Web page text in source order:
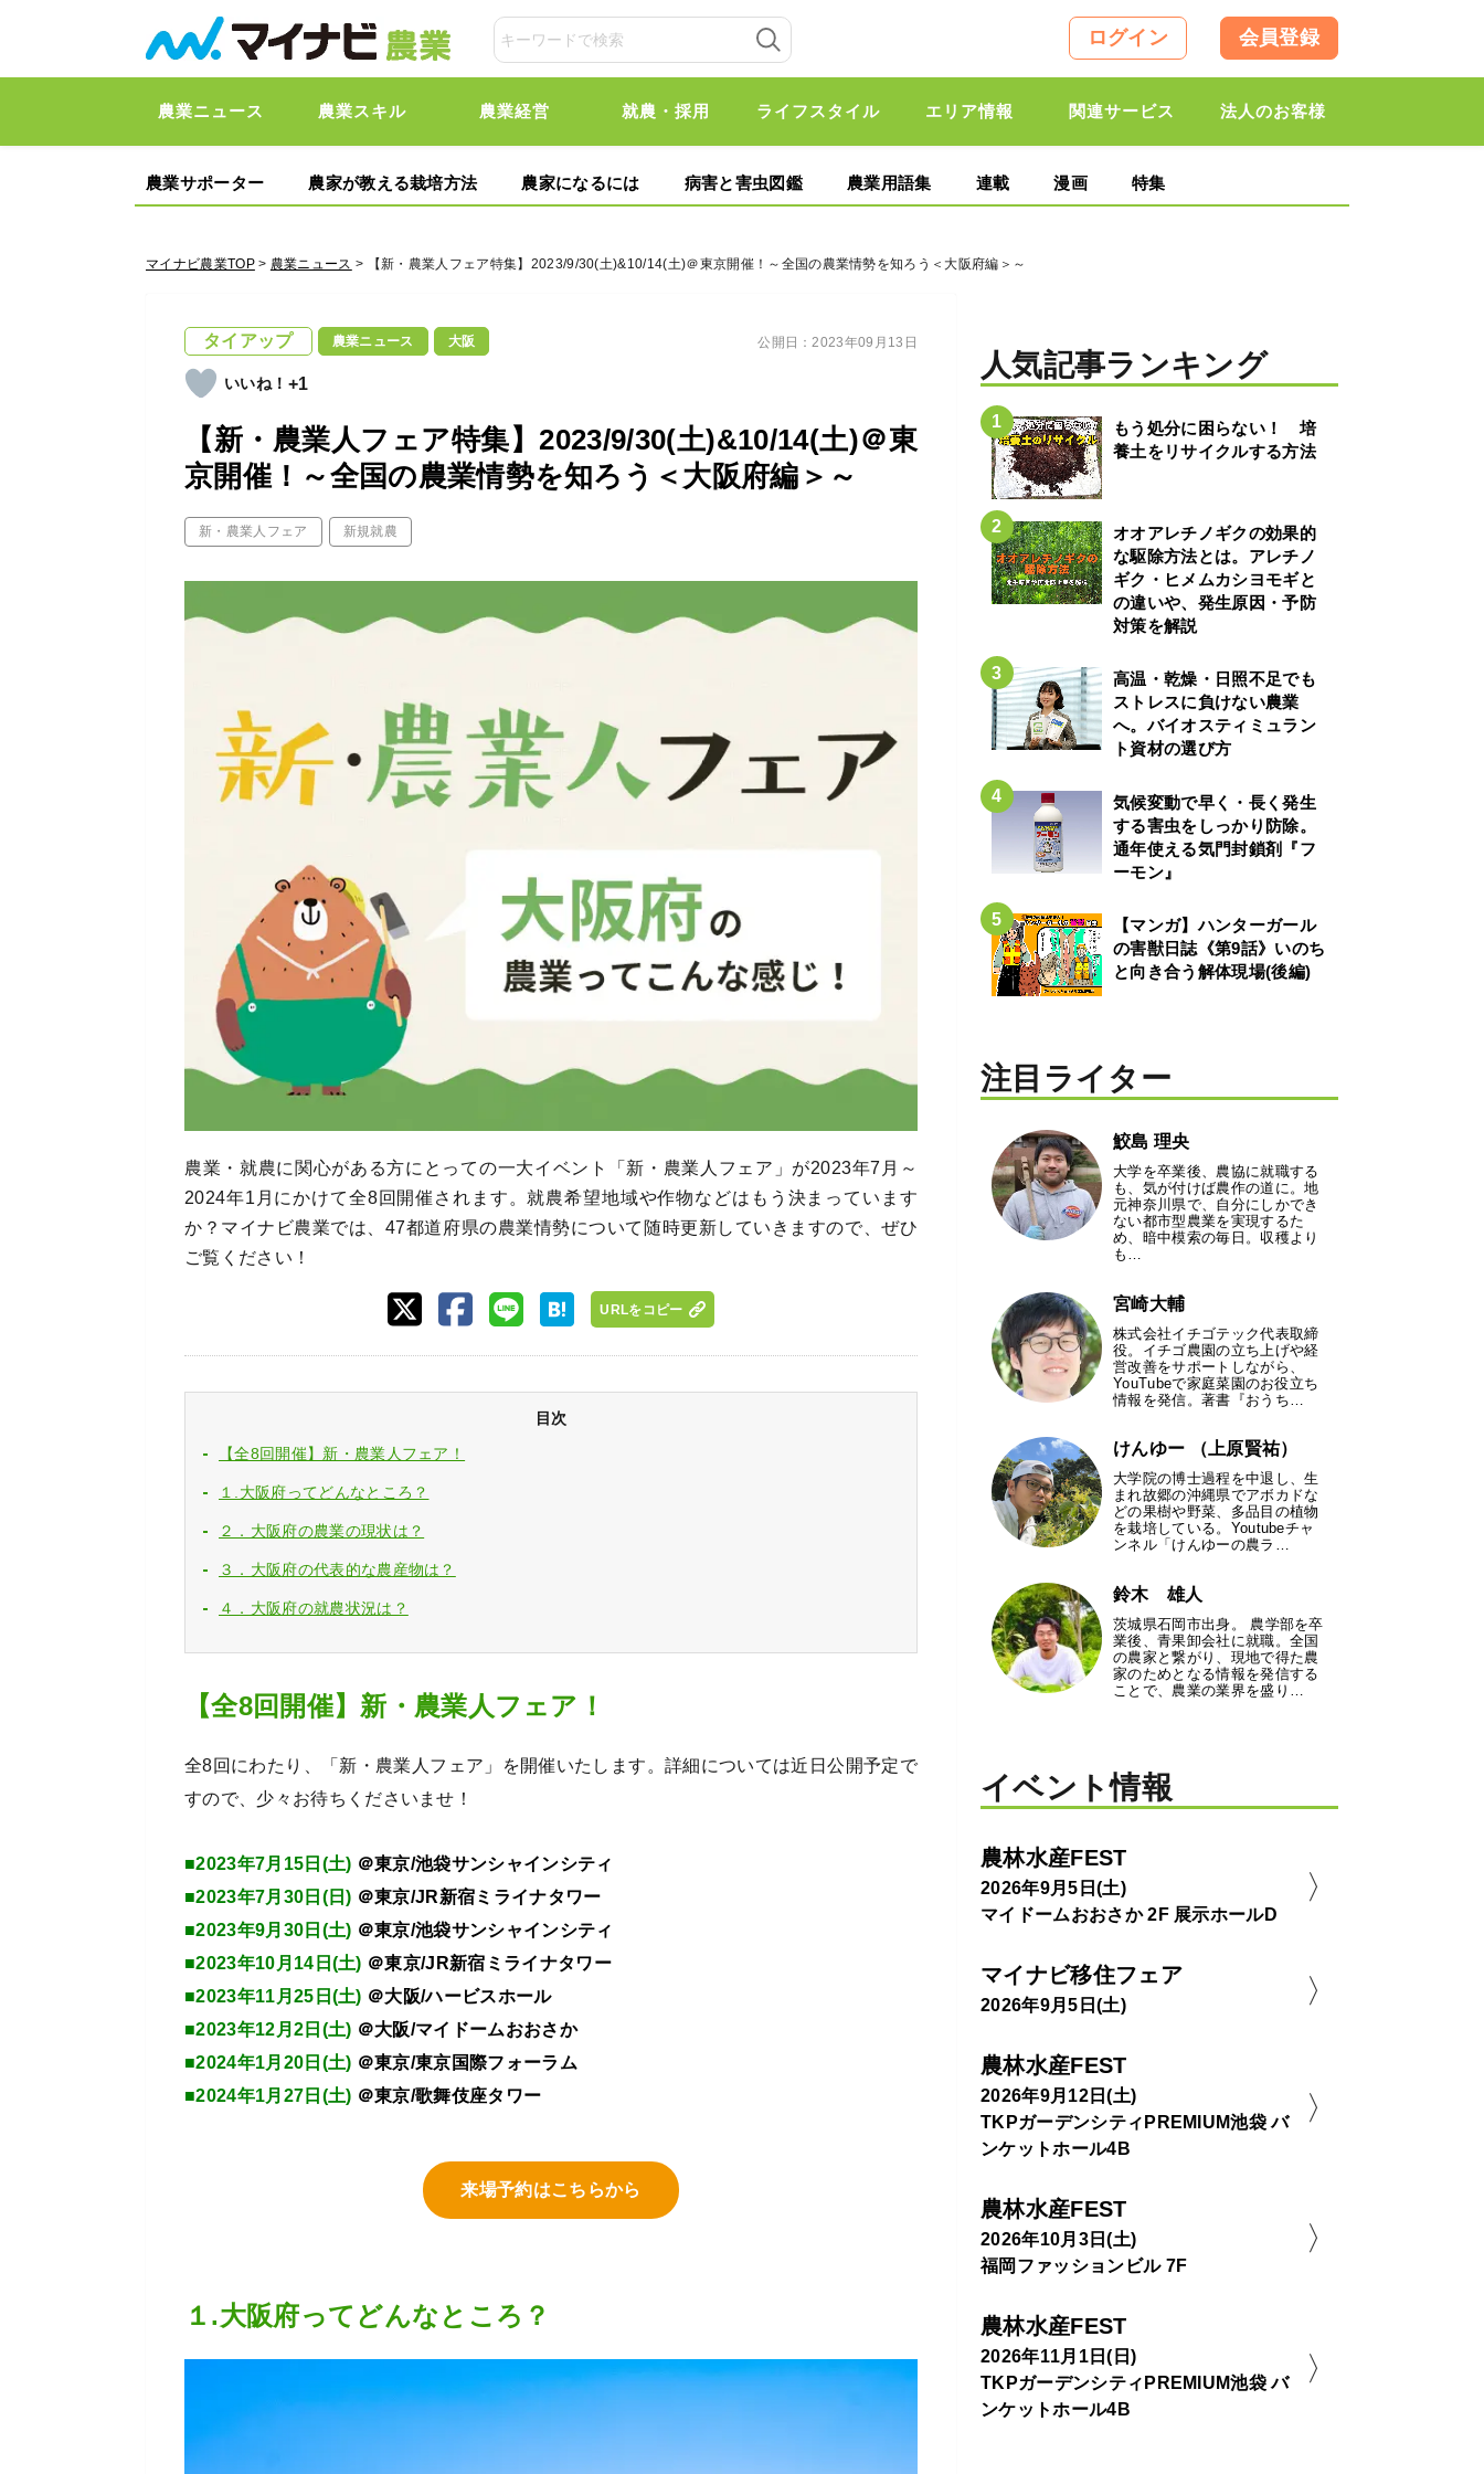
ログイン 会員登録
農業ニュース 農業スキル 農業経営 就農・採用 ライフスタイル エリア情報 関連サービス 法人のお客様
農業サポーター 農家が教える栽培方法 農家になるには 病害と害虫図鑑 農業用語集 連載 漫画 特集
マイナビ農業TOP> 農業ニュース > 【新・農業人フェア特集】2023/9/30(土)&10/14(土)＠東京開催！～全国の農業情勢を知ろう＜大阪府編＞～
タイアップ 農業ニュース 大阪
+1
【新・農業人フェア特集】2023/9/30(土)&10/14(土)＠東
京開催！～全国の農業情勢を知ろう＜大阪府編＞～
新・農業人フェア 新規就農
公開日：2023年09月13日
農業・就農に関心がある方にとっての一大イベント「新・農業人フェア」が2023年7月～
2024年1月にかけて全8回開催されます。就農希望地域や作物などはもう決まっています
か？マイナビ農業では、47都道府県の農業情勢について随時更新していきますので、ぜひ
ご覧ください！
URLをコピー
目次
【全8回開催】新・農業人フェア！
１.大阪府ってどんなところ？
２．大阪府の農業の現状は？
３．大阪府の代表的な農産物は？
４．大阪府の就農状況は？
【全8回開催】新・農業人フェア！
全8回にわたり、「新・農業人フェア」を開催いたします。詳細については近日公開予定で
すので、少々お待ちくださいませ！
■2023年7月15日(土) ＠東京/池袋サンシャインシティ
■2023年7月30日(日) ＠東京/JR新宿ミライナタワー
■2023年9月30日(土) ＠東京/池袋サンシャインシティ
■2023年10月14日(土) ＠東京/JR新宿ミライナタワー
■2023年11月25日(土) ＠大阪/ハービスホール
■2023年12月2日(土) ＠大阪/マイドームおおさか
■2024年1月20日(土) ＠東京/東京国際フォーラム
■2024年1月27日(土) ＠東京/歌舞伎座タワー
来場予約はこちらから
１.大阪府ってどんなところ？
人気記事ランキング
もう処分に困らない！ 培
養土をリサイクルする方法
オオアレチノギクの効果的
な駆除方法とは。アレチノ
ギク・ヒメムカシヨモギと
の違いや、発生原因・予防
対策を解説
高温・乾燥・日照不足でも
ストレスに負けない農業
へ。バイオスティミュラン
ト資材の選び方
気候変動で早く・長く発生
する害虫をしっかり防除。
通年使える気門封鎖剤『フ
ーモン』
【マンガ】ハンターガール
の害獣日誌《第9話》いのち
と向き合う解体現場(後編)
注目ライター
鮫島 理央
大学を卒業後、農協に就職する
も、気が付けば農作の道に。地
元神奈川県で、自分にしかでき
ない都市型農業を実現するた
め、暗中模索の毎日。収穫より
も…
宮崎大輔
株式会社イチゴテック代表取締
役。イチゴ農園の立ち上げや経
営改善をサポートしながら、
YouTubeで家庭菜園のお役立ち
情報を発信。著書『おうち…
けんゆー （上原賢祐）
大学院の博士過程を中退し、生
まれ故郷の沖縄県でアボカドな
どの果樹や野菜、多品目の植物
を栽培している。Youtubeチャ
ンネル「けんゆーの農ラ…
鈴木 雄人
茨城県石岡市出身。 農学部を卒
業後、青果卸会社に就職。全国
の農家と繋がり、現地で得た農
家のためとなる情報を発信する
ことで、農業の業界を盛り…
イベント情報
農林水産FEST
2026年9月5日(土)
マイドームおおさか 2F 展示ホールD
マイナビ移住フェア
2026年9月5日(土)
農林水産FEST
2026年9月12日(土)
TKPガーデンシティPREMIUM池袋 バ
ンケットホール4B
農林水産FEST
2026年10月3日(土)
福岡ファッションビル 7F
農林水産FEST
2026年11月1日(日)
TKPガーデンシティPREMIUM池袋 バ
ンケットホール4B